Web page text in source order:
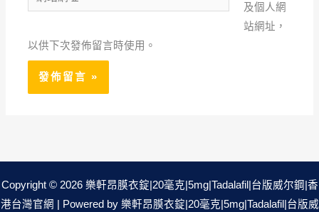
件
址
站
址
及個人網
站網址，
以供下次發佈留言時使用。
Copyright © 2026 樂軒昂膜衣錠|20毫克|5mg|Tadalafil|台版威尔鋼|香
港台灣官網 | Powered by 樂軒昂膜衣錠|20毫克|5mg|Tadalafil|台版威